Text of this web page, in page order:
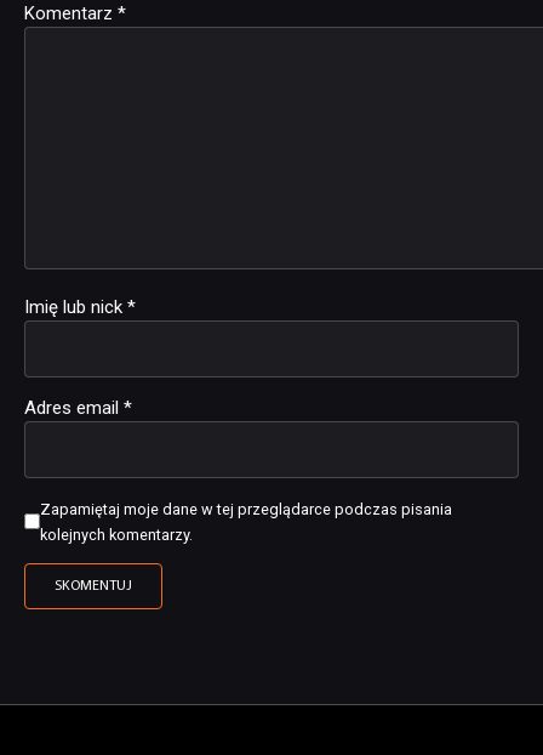
Komentarz *
Imię lub nick *
Adres email *
Zapamiętaj moje dane w tej przeglądarce podczas pisania
kolejnych komentarzy.
Alternative: